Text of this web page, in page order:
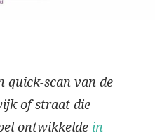
quick-scan van de
of straat die
ontwikkelde in